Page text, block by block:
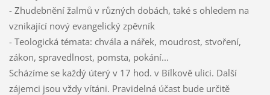
- Zhudebnění žalmů v různých dobách, také s ohledem na
vznikající nový evangelický zpěvník
- Teologická témata: chvála a nářek, moudrost, stvoření,
zákon, spravedlnost, pomsta, pokání...
Scházíme se každý úterý v 17 hod. v Bílkově ulici. Další
zájemci jsou vždy vítáni. Pravidelná účast bude určitě